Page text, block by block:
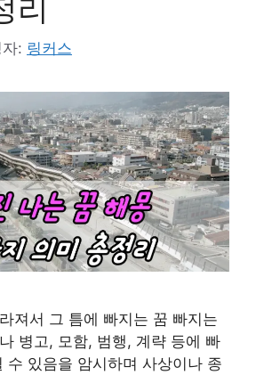
리
: 링커스
져서 그 틈에 빠지는 꿈 빠지는
병고, 모함, 범행, 계략 등에 빠
수 있음을 암시하며 사상이나 종